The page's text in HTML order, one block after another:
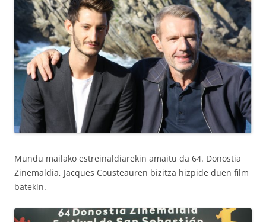
Mundu mailako estreinaldiarekin amaitu da 64. Donostia
Zinemaldia, Jacques Cousteauren bizitza hizpide duen film
batekin.